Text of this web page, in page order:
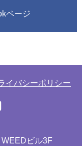
ページ
イバシーポリシー
ビル3F